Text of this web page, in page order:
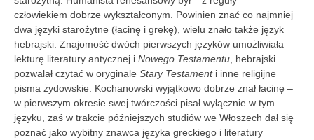
człowiekiem dobrze wykształconym. Powinien znać co najmniej
dwa języki starożytne (łacinę i grekę), wielu znało także język
hebrajski. Znajomość dwóch pierwszych języków umożliwiała
lekturę literatury antycznej i Nowego Testamentu , hebrajski
pozwalał czytać w oryginale Stary Testamenti inne religijne
pisma żydowskie. Kochanowski wyjątkowo dobrze znał łacinę –
w pierwszym okresie swej twórczości pisał wyłącznie w tym
języku, zaś w trakcie późniejszych studiów we Włoszech dał się
poznać jako wybitny znawca języka greckiego i literatury